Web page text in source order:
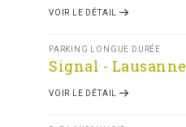
VOIR LE DÉTAIL
PARKING LONGUE DURÉE
Signal - Lausanne
VOIR LE DÉTAIL